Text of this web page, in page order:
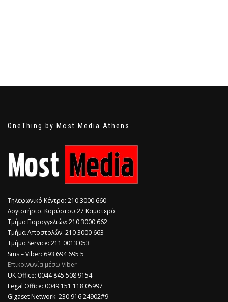
OneThing by Most Media Athens
Τηλεφωνικό Κέντρο: 210 3000 660
Λογιστήριο: Καρύστου 27 Καματερό
Τμήμα Παραγγελιών: 210 3000 662
Τμήμα Αποστολών: 210 3000 663
Τμήμα Service: 211 0013 053
Sms – Viber: 693 694 695 5
Επικοινωνία μέσω Viber
​UK Office: 0044 845 508 9154
Legal Office: 0049 151 118 05997
Gigaset Network: 230 916 24902#9